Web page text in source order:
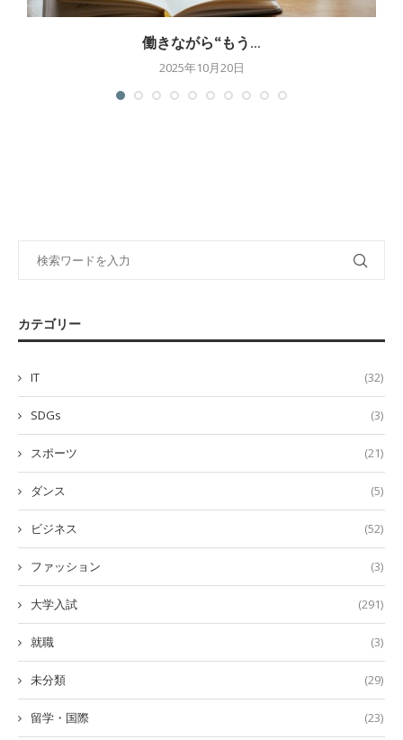
働きながら“もう...
2025年10月20日
カテゴリー
IT (32)
SDGs (3)
スポーツ (21)
ダンス (5)
ビジネス (52)
ファッション (3)
大学入試 (291)
就職 (3)
未分類 (29)
留学・国際 (23)